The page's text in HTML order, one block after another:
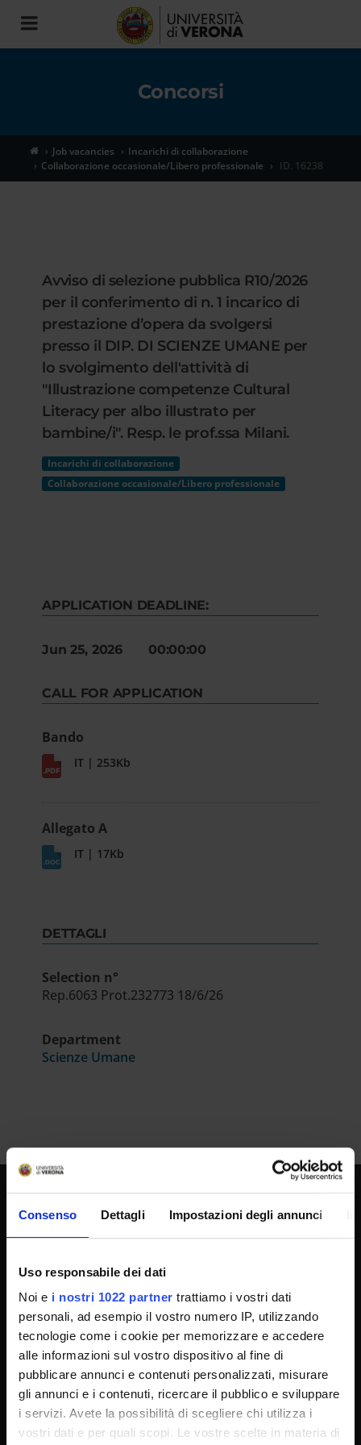
Consenso Dettagli Impostazioni degli annunci
Uso responsabile dei dati
Noi e i nostri 1022 partner trattiamo i vostri dati
personali, ad esempio il vostro numero IP, utilizzando
tecnologie come i cookie per memorizzare e accedere
alle informazioni sul vostro dispositivo al fine di
pubblicare annunci e contenuti personalizzati, misurare
gli annunci e i contenuti, ricercare il pubblico e sviluppare
i servizi. Avete la possibilità di scegliere chi utilizza i
vostri dati e per quali scopi. Le vostre scelte in materia di
Toggle
navigation
Concorsi
Job vacancies
Incarichi di collaborazione
Collaborazione occasionale/Libero professionale
ID. 16238
Avviso di selezione pubblica R10/2026
per il conferimento di n. 1 incarico di
prestazione d’opera da svolgersi
presso il DIP. DI SCIENZE UMANE per
lo svolgimento dell'attività di
"Illustrazione competenze Cultural
Literacy per albo illustrato per
bambine/i". Resp. le prof.ssa Milani.
Incarichi di collaborazione
Collaborazione occasionale/Libero professionale
APPLICATION DEADLINE:
Jun 25, 2026 00:00:00
CALL FOR APPLICATION
Bando
IT | 253Kb
Allegato A
IT | 17Kb
DETTAGLI
Selection n°
Rep.6063 Prot.232773 18/6/26
Department
Scienze Umane
UNIVERSITY SERVICES
Transparency
Official University Register
Job vacancies
Procurement
Notifications
Terms and conditions
Privacy policy